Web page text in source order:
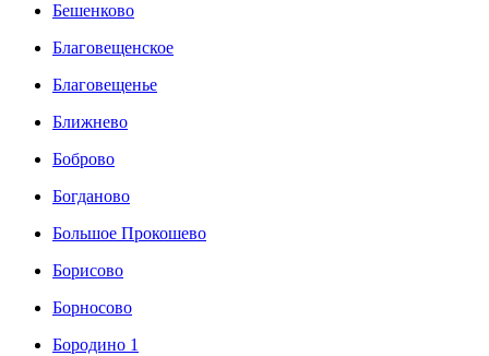
Бешенково
Благовещенское
Благовещенье
Ближнево
Боброво
Богданово
Большое Прокошево
Борисово
Борносово
Бородино 1